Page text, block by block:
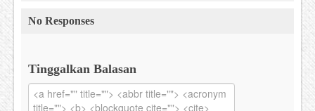
No Responses
Tinggalkan Balasan